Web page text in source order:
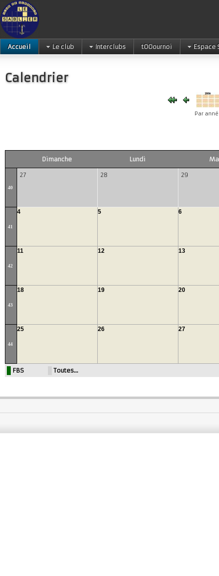
Accueil Le club Interclubs tOOournoi Espace
Calendrier
Par
Dimanche Lundi
40
27 28 29
41
4 5 6
42
11 12 13
43
18 19 20
44
25 26 27
FBS Toutes…